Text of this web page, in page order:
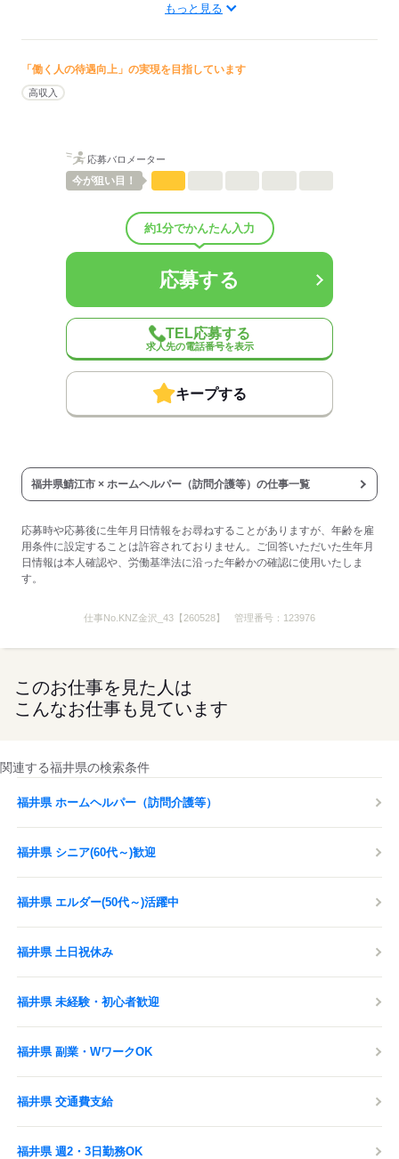
多い年齢層 低い 高い
男女の割合
職場の様子 しずか
配属先部署：
有料老人ホーム/デイサービス施設/グループホーム/特別養護老人ホ
10人
医療・介護・福祉関連
応募する
もっと見る
「働く人の待遇向上」の実現を目指しています
高収入
応募バロメーター
今が狙い目！
約1分でかんたん入力
応募する
TEL応募する
求人先の電話番号を表示
キープする
福井県鯖江市 × ホームヘルパー（訪問介護等）の仕事一覧
応募時や応募後に生年月日情報をお尋ねすることがありますが、年齢を雇
用条件に設定することは許容されておりません。ご回答いただいた生年月
日情報は本人確認や、労働基準法に沿った年齢かの確認に使用いたしま
す。
仕事No. KNZ金沢_43【260528】 管理番号： 123976
このお仕事を見た人は
こんなお仕事も見ています
関連する福井県の検索条件
福井県 ホームヘルパー（訪問介護等）
福井県 シニア(60代～)歓迎
福井県 エルダー(50代～)活躍中
福井県 土日祝休み
福井県 未経験・初心者歓迎
福井県 副業・WワークOK
福井県 交通費支給
福井県 週2・3日勤務OK